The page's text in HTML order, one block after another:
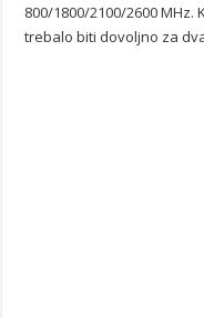
800/1800/2100/2600 MHz.
trebalo biti dovoljno za